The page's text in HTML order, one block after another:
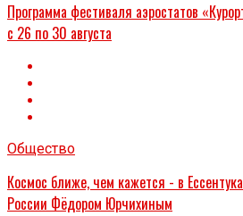
Программа фестиваля аэростатов
с 26 по 30 августа
Общество
Космос ближе, чем кажется - в
России Фёдором Юрчихиным